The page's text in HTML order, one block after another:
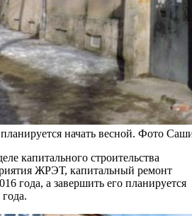
начать весной. Фото
капитального строительства
ЖРЭТ, капитальный ремонт
года, а завершить его планируется